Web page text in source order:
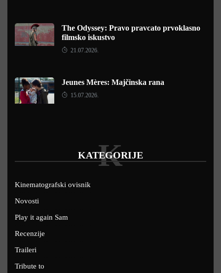
The Odyssey: Pravo pravcato prvoklasno
filmsko iskustvo
21.07.2026.
Jeunes Mères: Majčinska rana
15.07.2026.
KATEGORIJE
K
Kinematografski ovisnik
Novosti
Play it again Sam
Recenzije
Traileri
Tribute to